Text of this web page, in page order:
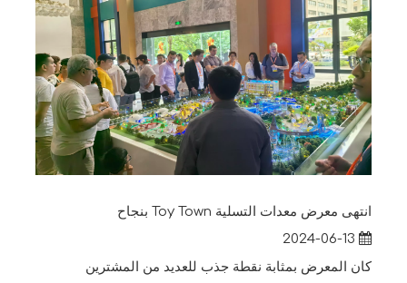
انتهى معرض معدات التسلية Toy Town بنجاح
كان المعرض بمثابة نقطة جذب للعديد من المشترين